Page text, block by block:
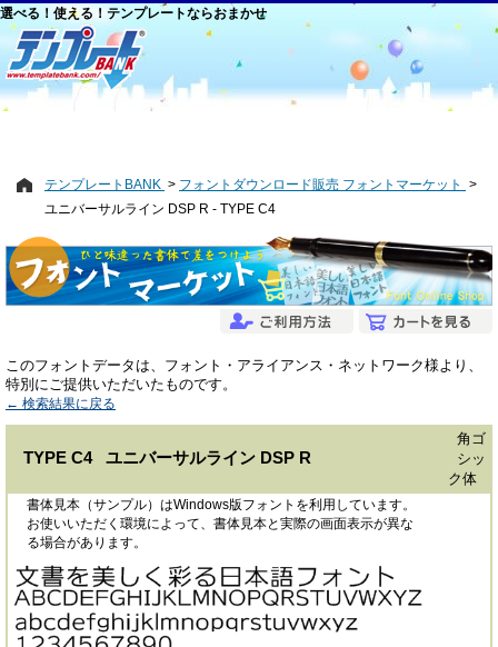
選べる！使える！テンプレートならおまかせ
テンプレートBANK
フォントダウンロード販売 フォントマーケット
ユニバーサルライン DSP R - TYPE C4
このフォントデータは、フォント・アライアンス・ネットワーク様より、
特別にご提供いただいたものです。
← 検索結果に戻る
TYPE C4 ユニバーサルライン DSP R
角ゴ
シッ
ク体
書体見本（サンプル）はWindows版フォントを利用しています。
お使いいただく環境によって、書体見本と実際の画面表示が異な
る場合があります。